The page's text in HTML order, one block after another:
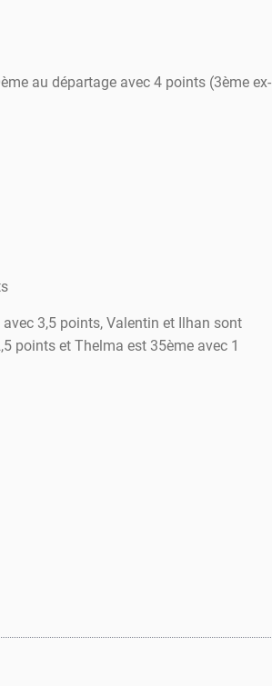
au départage avec 4 points (3ème ex-
3,5 points, Valentin et Ilhan sont
points et Thelma est 35ème avec 1